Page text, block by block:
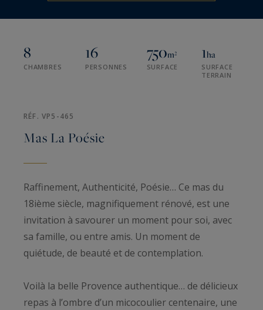
8
CHAMBRES
16
PERSONNES
750m²
SURFACE
1ha
SURFACE
TERRAIN
RÉF. VP5-465
Mas La Poésie
Raffinement, Authenticité, Poésie… Ce mas du
18ième siècle, magnifiquement rénové, est une
invitation à savourer un moment pour soi, avec
sa famille, ou entre amis. Un moment de
quiétude, de beauté et de contemplation.
Voilà la belle Provence authentique… de délicieux
repas à l’ombre d’un micocoulier centenaire, une